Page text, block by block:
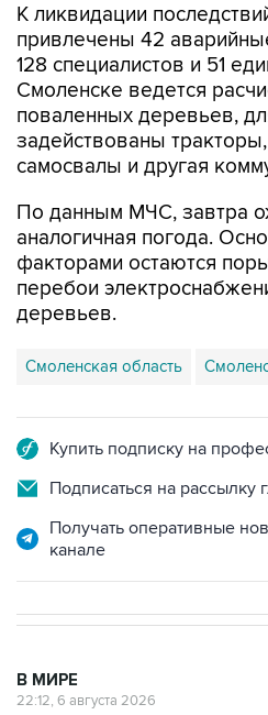
К ликвидации
привлечены 42
128 специалистов и 51
Смоленске ведется
поваленных деревьев,
задействованы
самосвалы и другая
По данным МЧС, завтра
аналогичная погода.
факторами остаются
перебои
деревьев.
Смоленская область
Купить подписку на
Подписаться на рассылку
Получать оперативные
канале
В МИРЕ
22:12, 6 августа 2026